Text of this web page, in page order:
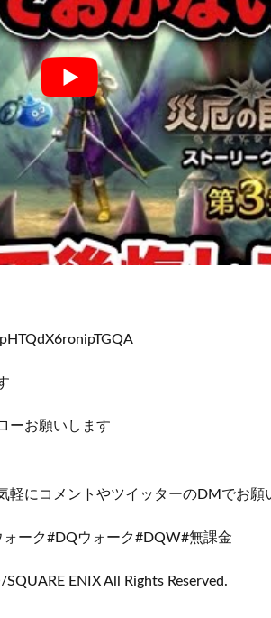
ーお願いします
軽にコメントやツイッターのDMでお願
ーク#DQウォーク#DQW#無課金
ENIX All Rights Reserved.